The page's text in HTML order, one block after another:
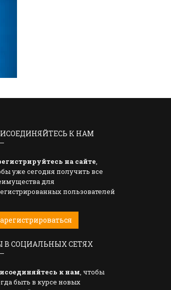
К НАМ
на сайте,
уже сегодня получить все
для
пользователей
В СОЦИАЛЬНЫХ СЕТЯХ
к нам, чтобы
быть в курсе новых